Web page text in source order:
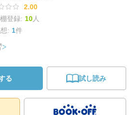
2.00
登録: 10人
: 1件
る 試し読み